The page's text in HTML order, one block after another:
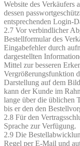
Website des Verkäufers
dessen
entsprechenden Login-
2.7 Vor verbindlicher
Bestellformular des
Eingabefehler durch
dargestellten
Mittel zur besseren
Vergrößerungsfunktion
Darstellung auf dem
kann der Kunde im
lange über die üblichen
bis er den den
2.8 Für den
Sprache zur Verfügung.
2.9 Die
Regel per E-Mail und